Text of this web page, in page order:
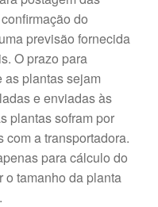
do
previsão fornecida
O prazo para
as plantas sejam
e enviadas às
plantas sofram por
com a transportadora.
para cálculo do
o tamanho da planta